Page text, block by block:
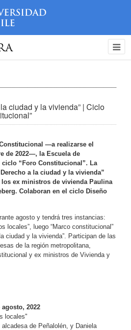
ciudad y la vivienda” | Ciclo
—a realizarse el
de 2022—, la Escuela de
“Foro Constitucional”. La
a la ciudad y la vivienda”
ex ministros de vivienda Paulina
Colaboran en el ciclo Diseño
agosto y tendrá tres instancias:
locales”, luego “Marco constitucional”
ciudad y la vivienda”. Participan de las
de la región metropolitana,
y ex ministros de Vivienda y
2022
locales"
de Peñalolén, y Daniela